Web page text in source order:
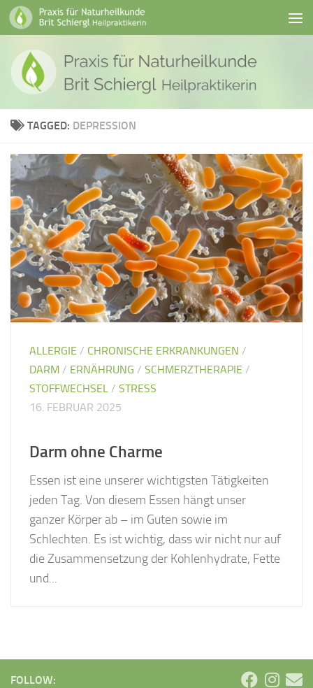
Skip to content
TAGGED: DEPRESSION
ALLERGIE / CHRONISCHE ERKRANKUNGEN /
DARM / ERNÄHRUNG /SCHMERZTHERAPIE /
STOFFWECHSEL /STRESS
16. FEBRUAR 2025
Darm ohne Charme
Essen ist eine unserer wichtigsten Tätigkeiten
jeden Tag. Von diesem Essen hängt unser
ganzer Körper ab – im Guten sowie im
Schlechten. Es ist wichtig, dass wir nicht nur auf
die Zusammensetzung der Kohlenhydrate, Fette
und...
FOLLOW: